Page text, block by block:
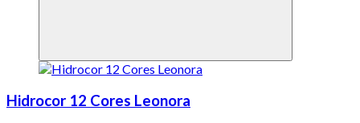
Hidrocor 12 Cores Leonora